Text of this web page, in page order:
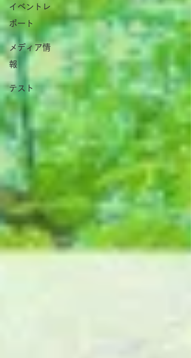
イベントレ
ポート
メディア情
報
テスト